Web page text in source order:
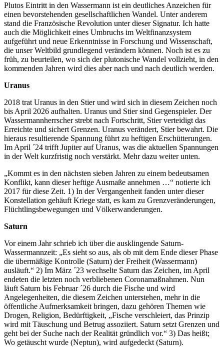
Plutos Eintritt in den Wassermann ist ein deutliches Anzeichen für
einen bevorstehenden gesellschaftlichen Wandel. Unter anderem
stand die Französische Revolution unter dieser Signatur. Ich hatte
auch die Möglichkeit eines Umbruchs im Weltfinanzsystem
aufgeführt und neue Erkenntnisse in Forschung und Wissenschaft,
die unser Weltbild grundlegend verändern können. Noch ist es zu
früh, zu beurteilen, wo sich der plutonische Wandel vollzieht, in den
kommenden Jahren wird dies aber nach und nach deutlich werden.
Uranus
2018 trat Uranus in den Stier und wird sich in diesem Zeichen noch
bis April 2026 aufhalten. Uranus und Stier sind Gegenspieler. Der
Wassermannherrscher strebt nach Fortschritt, Stier verteidigt das
Erreichte und sichert Grenzen. Uranus verändert, Stier bewahrt. Die
hieraus resultierende Spannung führt zu heftigen Erschütterungen.
Im April ´24 trifft Jupiter auf Uranus, was die aktuellen Spannungen
in der Welt kurzfristig noch verstärkt. Mehr dazu weiter unten.
„Kommt es in den nächsten sieben Jahren zu einem bedeutsamen
Konflikt, kann dieser heftige Ausmaße annehmen …“ notierte ich
2017 für diese Zeit. 1) In der Vergangenheit fanden unter dieser
Konstellation gehäuft Kriege statt, es kam zu Grenzveränderungen,
Flüchtlingsbewegungen und Völkerwanderungen.
Saturn
Vor einem Jahr schrieb ich über die ausklingende Saturn-
Wassermannzeit: „Es sieht so aus, als ob mit dem Ende dieser Phase
die übermäßige Kontrolle (Saturn) der Freiheit (Wassermann)
ausläuft.“ 2) Im März ´23 wechselte Saturn das Zeichen, im April
endeten die letzten noch verbliebenen Coronamaßnahmen. Nun
läuft Saturn bis Februar ´26 durch die Fische und wird
Angelegenheiten, die diesem Zeichen unterstehen, mehr in die
öffentliche Aufmerksamkeit bringen, dazu gehören Themen wie
Drogen, Religion, Bedürftigkeit, „Fische verschleiert, das Prinzip
wird mit Täuschung und Betrug assoziiert. Saturn setzt Grenzen und
geht bei der Suche nach der Realität gründlich vor.“ 3) Das heißt;
Wo getäuscht wurde (Neptun), wird aufgedeckt (Saturn).